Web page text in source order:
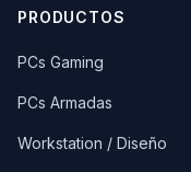
PRODUCTOS
PCs Gaming
PCs Armadas
Workstation / Diseño